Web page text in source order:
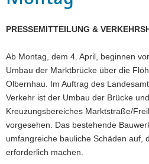
v
g
a
t
i
o
n
PRESSEMITTEILUNG &
Ab Montag, dem 4. April, beginnen
Umbau der Marktbrücke über die
Olbernhau. Im Auftrag des
Verkehr ist der Umbau der Brücke
Kreuzungsbereiches Marktstraße/
vorgesehen. Das bestehende
umfangreiche bauliche Schäden auf,
erforderlich machen.